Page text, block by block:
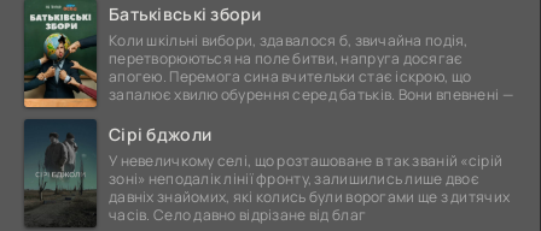
Батьківські збори
Коли шкільні вибори, здавалося б, звичайна подія,
перетворюються на поле битви, напруга досягає
апогею. Перемога сина вчительки стає іскрою, що
запалює хвилю обурення серед батьків. Вони впевнені —
Сірі бджоли
У невеличкому селі, що розташоване в так званій «сірій
зоні» неподалік лінії фронту, залишились лише двоє
давніх знайомих, які колись були ворогами ще з дитячих
часів. Село давно відрізане від благ